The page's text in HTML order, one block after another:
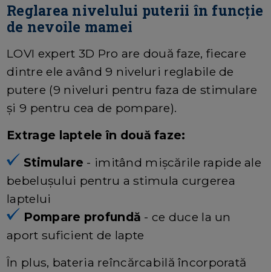
Reglarea nivelului puterii în funcție
de nevoile mamei
LOVI expert 3D Pro are două faze, fiecare
dintre ele având 9 niveluri reglabile de
putere (9 niveluri pentru faza de stimulare
și 9 pentru cea de pompare).
Extrage laptele în două faze:
Stimulare - imitând mișcările rapide ale
bebelușului pentru a stimula curgerea
laptelui
Pompare profundă - ce duce la un
aport suficient de lapte
În plus, bateria reîncărcabilă încorporată